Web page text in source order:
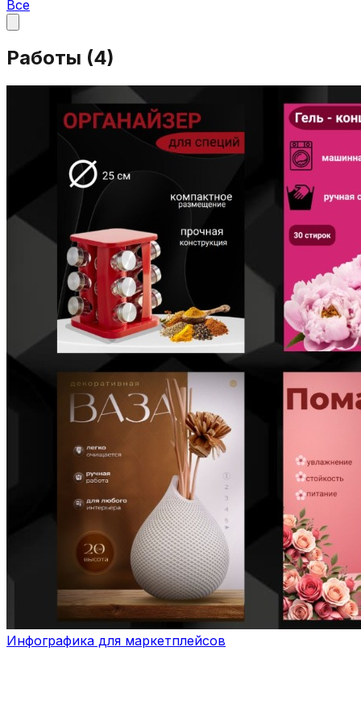
Все
Работы (4)
Инфографика для маркетплейсов